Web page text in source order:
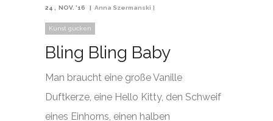
24 NOV. '16 Anna Szermanski
Kunst gucken
Bling Bling Baby
Man braucht eine große Vanille
Duftkerze, eine Hello Kitty, den Schweif
eines Einhorns, einen halben